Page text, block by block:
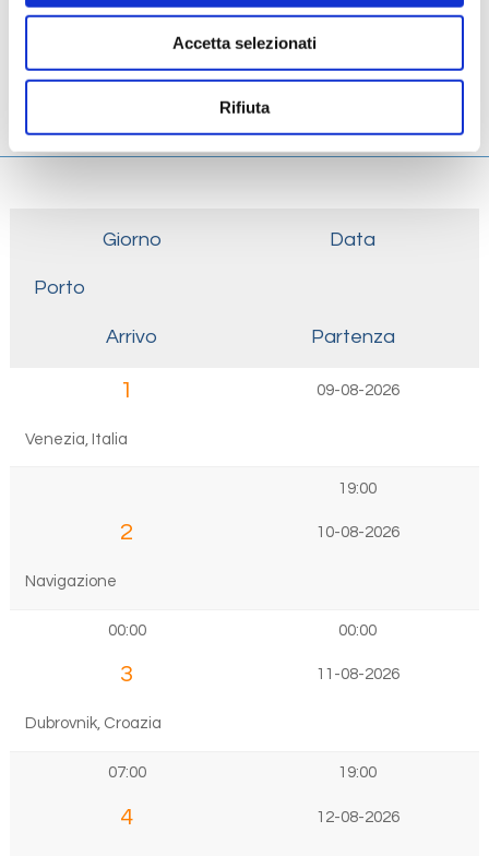
Accetta selezionati
Rifiuta
Galleria
Cabine
Ponti
Giorno Data
Porto
Arrivo Partenza
1 09-08-2026
Venezia, Italia
19:00
2 10-08-2026
Navigazione
00:00 00:00
3 11-08-2026
Dubrovnik, Croazia
07:00 19:00
4 12-08-2026